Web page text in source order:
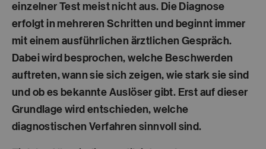
einzelner Test meist nicht aus. Die Diagnose
erfolgt in mehreren Schritten und beginnt immer
mit einem ausführlichen ärztlichen Gespräch.
Dabei wird besprochen, welche Beschwerden
auftreten, wann sie sich zeigen, wie stark sie sind
und ob es bekannte Auslöser gibt. Erst auf dieser
Grundlage wird entschieden, welche
diagnostischen Verfahren sinnvoll sind.